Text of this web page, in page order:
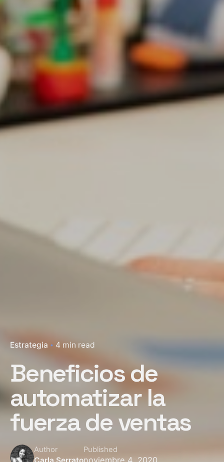
Estrategia 4 min read
Beneficios de
automatizar la
fuerza de ventas
Author
Carla Serrato
Published
noviembre 4, 2020